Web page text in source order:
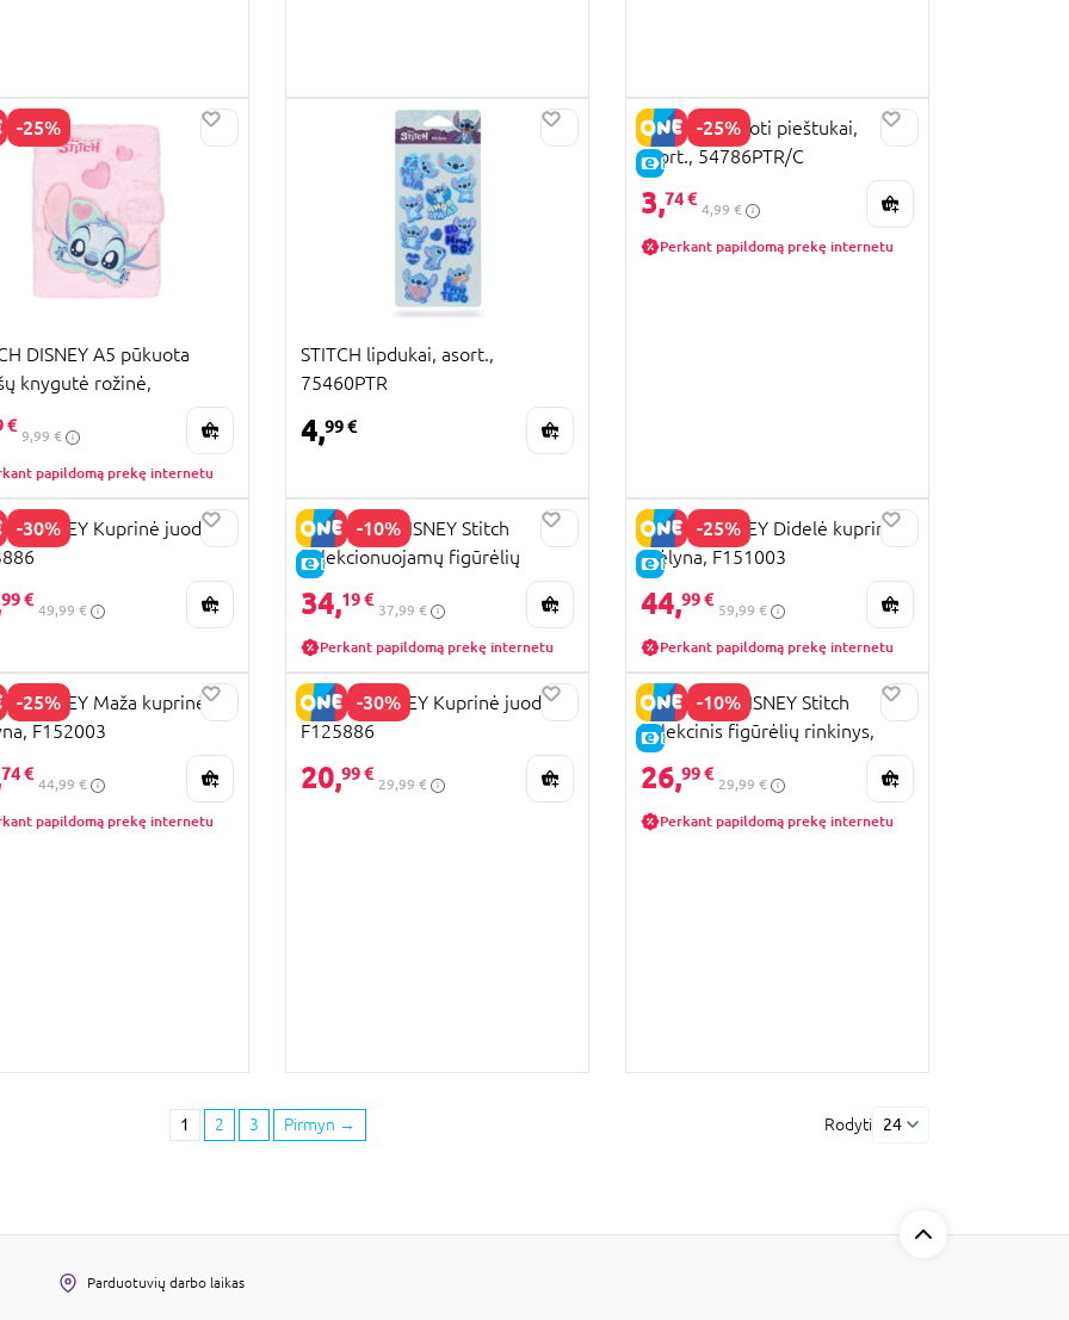
-25%
DISNEY A5 pūkuota
knygutė rožinė,
€
9,99 €
papildomą prekę internetu
STITCH lipdukai, asort.,
75460PTR
4,99 €
-25%
E-KAINA
STITCH spalvoti pieštukai,
asort., 54786PTR/C
3,74 €
4,99 €
Perkant papildomą prekę internetu
-30%
DISNEY Kuprinė juoda,
99 €
49,99 €
-10%
E-KAINA
JUST PLAY DISNEY Stitch
kolekcionuojamų figūrėlių
rinkinys, 46211
34,19 €
37,99 €
Perkant papildomą prekę internetu
-25%
E-KAINA
STITCH DISNEY Didelė kuprinė
mėlyna, F151003
44,99 €
59,99 €
Perkant papildomą prekę internetu
-25%
DISNEY Maža kuprinė
F152003
74 €
44,99 €
papildomą prekę internetu
-30%
STITCH DISNEY Kuprinė juoda,
F125886
20,99 €
29,99 €
-10%
E-KAINA
JUST PLAY DISNEY Stitch
kolekcinis figūrėlių rinkinys,
46254
26,99 €
29,99 €
Perkant papildomą prekę internetu
1 2 3 Pirmyn → Rodyti 24
Parduotuvių darbo laikas